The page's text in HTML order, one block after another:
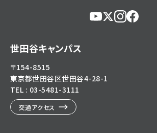
世田谷キャンパス
〒154-8515
東京都世田谷区世田谷4-28-1
TEL : 03-5481-3111
交通アクセス